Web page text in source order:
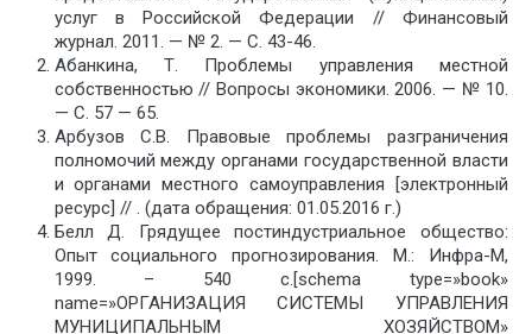
услуг в Российской Федерации // Финансовый
журнал. 2011. — № 2. — С. 43-46.
Абанкина, Т. Проблемы управления местной
собственностью // Вопросы экономики. 2006. — № 10.
— С. 57 — 65.
Арбузов С.В. Правовые проблемы разграничения
полномочий между органами государственной власти
и органами местного самоуправления [электронный
ресурс] // . (дата обращения: 01.05.2016 г.)
Белл Д. Грядущее постиндустриальное общество:
Опыт социального прогнозирования. М.: Инфра-М,
1999. – 540 с.[schema type=»book»
name=»ОРГАНИЗАЦИЯ СИСТЕМЫ УПРАВЛЕНИЯ
МУНИЦИПАЛЬНЫМ ХОЗЯЙСТВОМ»